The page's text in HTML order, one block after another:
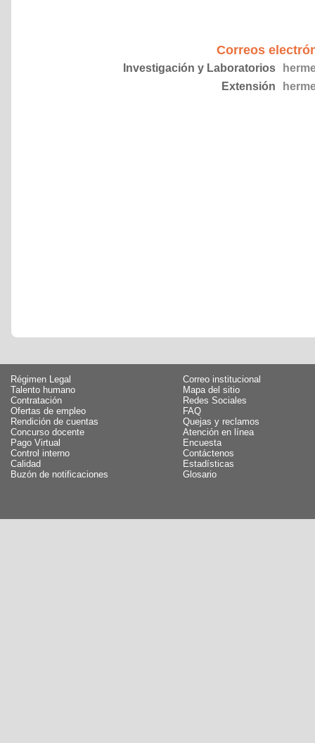
Correos
Investigación y Laboratorios
Extensión
Régimen Legal
Talento humano
Contratación
Ofertas de empleo
Rendición de cuentas
Concurso docente
Pago Virtual
Control interno
Calidad
Buzón de notificaciones
Correo institucional
Mapa del sitio
Redes Sociales
FAQ
Quejas y reclamos
Atención en línea
Encuesta
Contáctenos
Estadísticas
Glosario